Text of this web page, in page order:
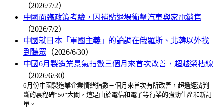
（2026/7/2）
中國面臨政策考驗，因補貼退場衝擊汽車與家電銷售
（2026/7/2）
中國就日本「軍國主義」的論調在俄羅斯、北韓以外找
到聽眾 （2026/6/30）
中國6月製造業景氣指數三個月來首次改善，超越榮枯線
（2026/6/30）
6月份中國製造業企業情緒指數三個月來首次有所改善，超過經濟判
斷的裏程碑“50”大關，這是由於電信和電子等行業的強勁生產和新訂
單。